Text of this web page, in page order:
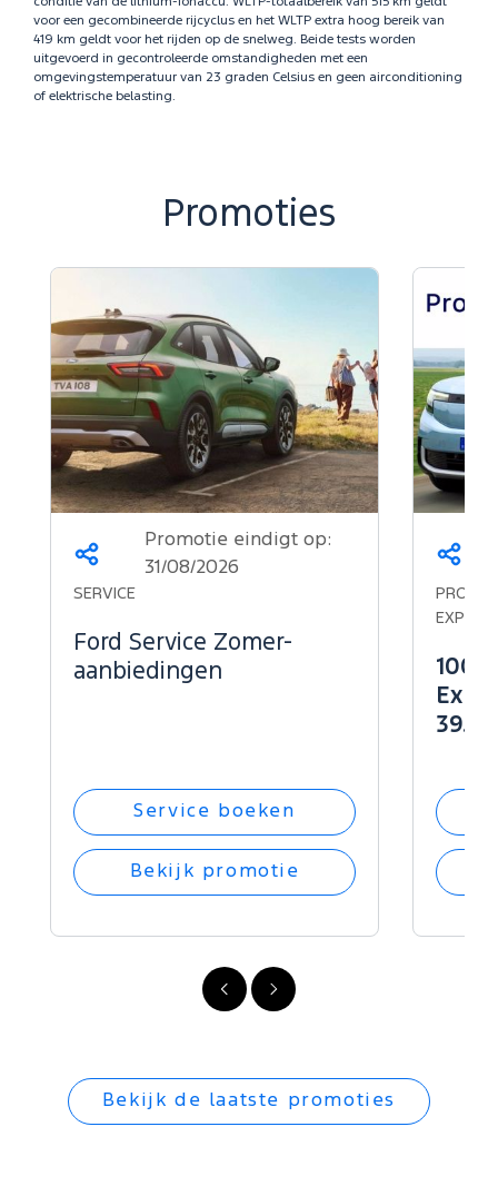
voor een gecombineerde rijcyclus en het WLTP extra hoog bereik van
419 km geldt voor het rijden op de snelweg. Beide tests worden
uitgevoerd in gecontroleerde omstandigheden met een
omgevingstemperatuur van 23 graden Celsius en geen airconditioning
of elektrische belasting.
Promoties
Volgende
Vorige
Deel
op...
Promotie eindigt op:
31/08/2026
SERVICE
Ford Service Zomer-
aanbiedingen
Service boeken
Bekijk promotie
Deel
op...
Bekijk de laatste promoties